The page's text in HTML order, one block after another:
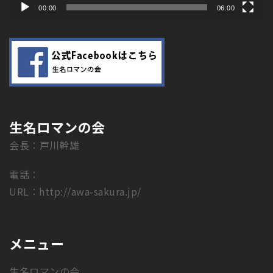
00:00 06:00
生名ロマンの会
会長：戸川幹雄
電話：
URL： http://awa-sakura.jp/
メニュー